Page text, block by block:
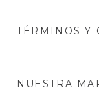
TÉRMINOS Y
NUESTRA